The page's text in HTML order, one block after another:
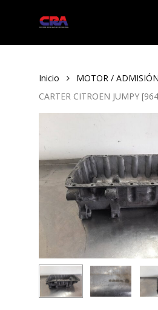
Inicio
MOTOR /
CARTER CITROEN JUMPY